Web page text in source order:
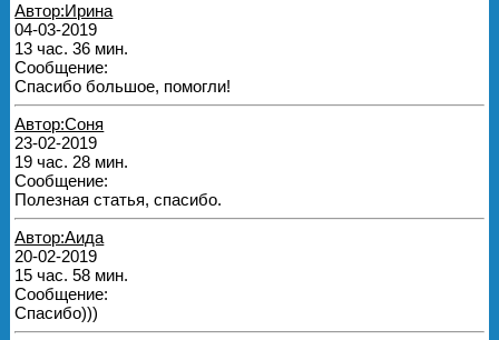
Автор:Ирина
04-03-2019
13 час. 36 мин.
Сообщение:
Спасибо большое, помогли!
Автор:Соня
23-02-2019
19 час. 28 мин.
Сообщение:
Полезная статья, спасибо.
Автор:Аида
20-02-2019
15 час. 58 мин.
Сообщение:
Спасибо)))